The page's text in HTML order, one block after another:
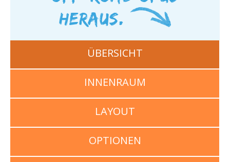
heraus.
ÜBERSICHT
INNENRAUM
LAYOUT
OPTIONEN